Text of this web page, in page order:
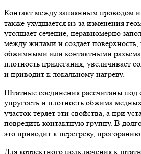
Контакт между запаянным проводом
также ухудшается из-за изменения
утолщает сечение, неравномерно
между жилами и создает
обжимными или контактными
плотность прилегания, увеличивает
и приводит к локальному нагреву.
Штатные соединения рассчитаны под
упругость и плотность обжима
участок теряет эти свойства, а при
повредить контактную группу. В
это приводит к перегреву,
Для корректного подключения к